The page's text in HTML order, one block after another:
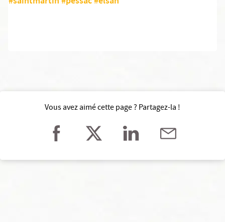
Vous avez aimé cette page ? Partagez-la !